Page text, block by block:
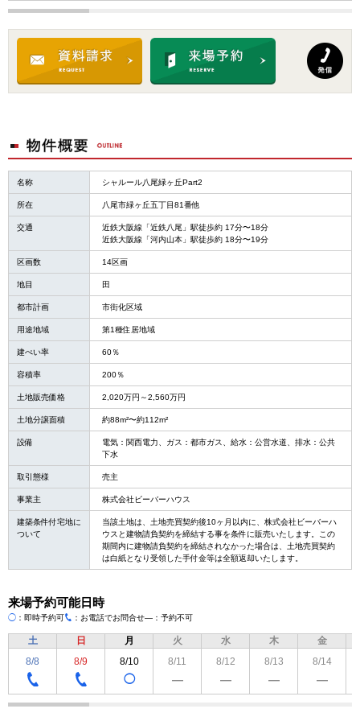
名称 シャルール八尾緑ヶ丘Part2
所在 八尾市緑ヶ丘五丁目81番他
交通
近鉄大阪線「近鉄八尾」駅徒歩約 17分〜18分
近鉄大阪線「河内山本」駅徒歩約 18分〜19分
区画数 14区画
地目 田
都市計画 市街化区域
用途地域 第1種住居地域
建ぺい率 60％
容積率 200％
土地販売価格 2,020万円～2,560万円
土地分譲面積 約88m²〜約112m²
設備
電気：関西電力、ガス：都市ガス、給水：公営水道、排水：公共
下水
取引態様 売主
事業主 株式会社ビーバーハウス
建築条件付宅地に
ついて
当該土地は、土地売買契約後10ヶ月以内に、株式会社ビーバーハ
ウスと建物請負契約を締結する事を条件に販売いたします。この
期間内に建物請負契約を締結されなかった場合は、土地売買契約
は白紙となり受領した手付金等は全額返却いたします。
来場予約可能日時
◯ ：即時予約可 TEL
：お電話でお問合せ―：予約不可
土
8/8
TEL
日
8/9
TEL
月
8/10
◯
火
8/11
―
水
8/12
―
木
8/13
―
金
8/14
―